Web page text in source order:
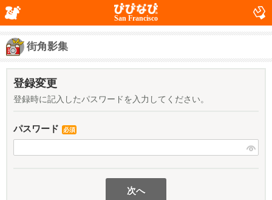
San Francisco
街角影集
登録変更
登録時に記入したパスワードを入力してください。
パスワード 必須